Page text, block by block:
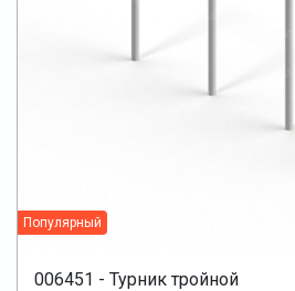
Популярный
006451 - Турник тройной